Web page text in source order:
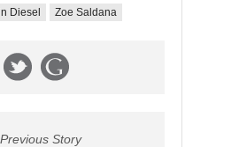
Diesel Zoe Saldana
Previous Story